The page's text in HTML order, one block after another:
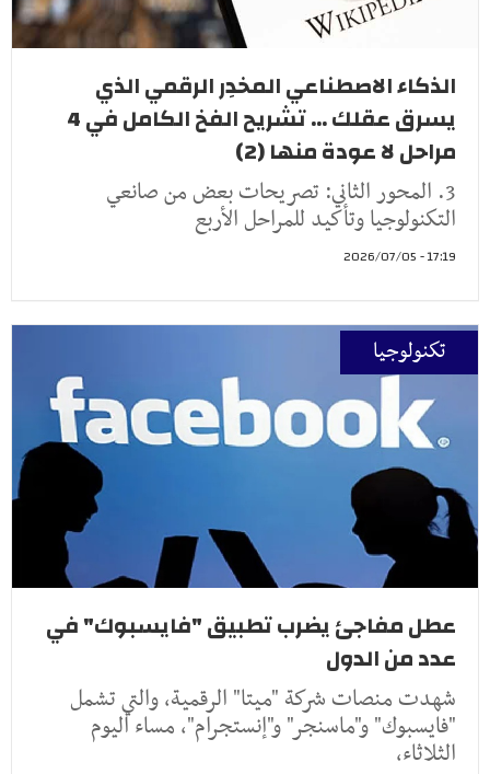
الذكاء الاصطناعي المخدِر الرقمي الذي
يسرق عقلك ... تشريح الفخ الكامل في 4
مراحل لا عودة منها (2)
3. المحور الثاني: تصريحات بعض من صانعي
التكنولوجيا وتأكيد للمراحل الأربع
17:19 - 2026/07/05
تكنولوجيا
عطل مفاجئ يضرب تطبيق "فايسبوك" في
عدد من الدول
شهدت منصات شركة "ميتا" الرقمية، والتي تشمل
"فايسبوك" و"ماسنجر" و"إنستجرام"، مساء اليوم
الثلاثاء،